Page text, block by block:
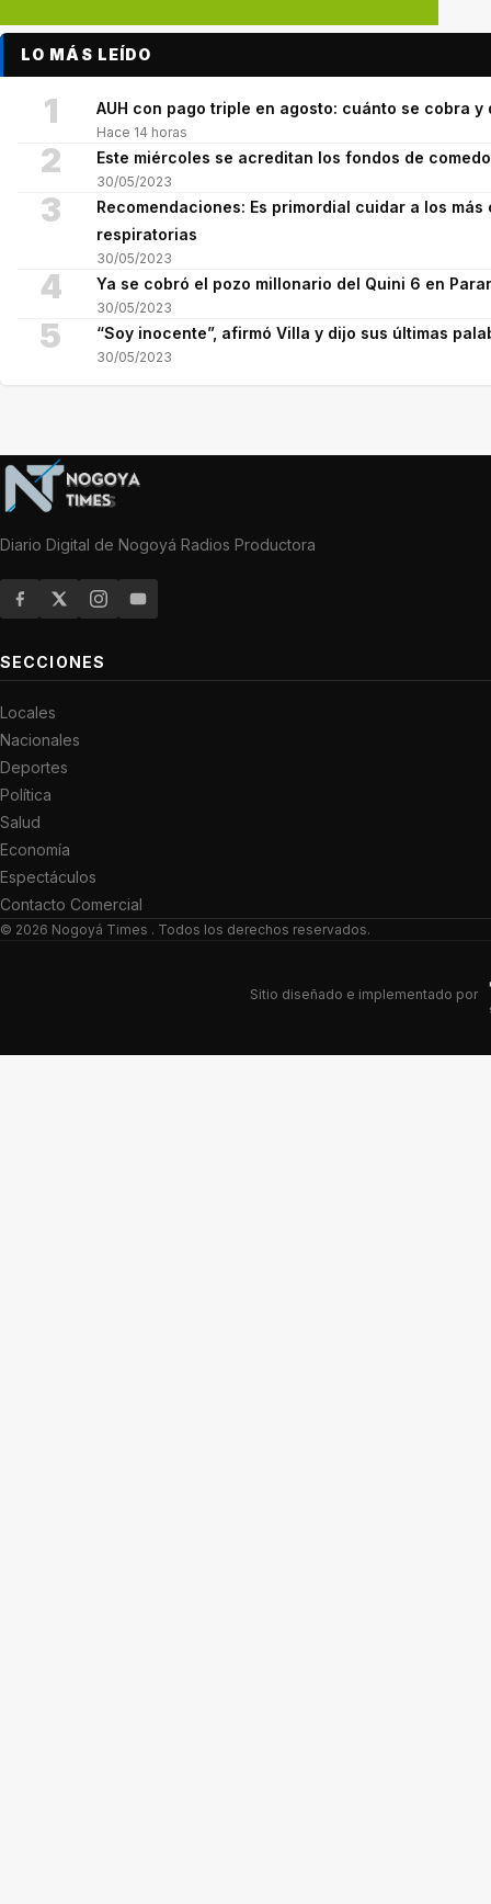
LO MÁS LEÍDO
1 AUH con pago triple en agosto: cuánto se cobra
Hace 14 horas
2 Este miércoles se acreditan los fondos de
30/05/2023
3
Recomendaciones: Es primordial cuidar a los
respiratorias
30/05/2023
4 Ya se cobró el pozo millonario del Quini 6 en
30/05/2023
5 “Soy inocente”, afirmó Villa y dijo sus últimas
30/05/2023
Diario Digital de Nogoyá Radios Productora
SECCIONES
Locales
Nacionales
Deportes
Política
Salud
Economía
Espectáculos
Contacto Comercial
© 2026 Nogoyá Times . Todos los derechos reservados.
Sitio diseñado e implementado por